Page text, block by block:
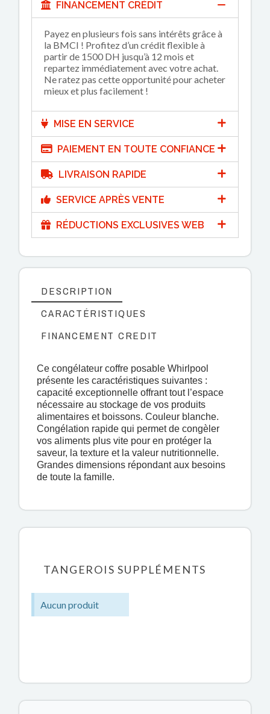
FINANCEMENT CRÉDIT
Payez en plusieurs fois sans intérêts grâce à
la BMCI ! Profitez d’un crédit flexible à
partir de 1500 DH jusqu’à 12 mois et
repartez immédiatement avec votre achat.
Ne ratez pas cette opportunité pour acheter
mieux et plus facilement !
MISE EN SERVICE
PAIEMENT EN TOUTE CONFIANCE
LIVRAISON RAPIDE
SERVICE APRÈS VENTE
RÉDUCTIONS EXCLUSIVES WEB
DESCRIPTION
CARACTÉRISTIQUES
FINANCEMENT CREDIT
Ce congélateur coffre posable Whirlpool
présente les caractéristiques suivantes :
capacité exceptionnelle offrant tout l’espace
nécessaire au stockage de vos produits
alimentaires et boissons. Couleur blanche.
Congélation rapide qui permet de congèler
vos aliments plus vite pour en protéger la
saveur, la texture et la valeur nutritionnelle.
Grandes dimensions répondant aux besoins
de toute la famille.
TANGEROIS SUPPLÉMENTS
Aucun produit